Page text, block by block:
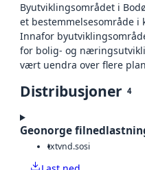
Byutviklingsområdet i
et bestemmelsesområde i
Innafor
for bolig- og
vært uendra over flere
Distribusjoner 4
Geonorge
txtvnd.sosi